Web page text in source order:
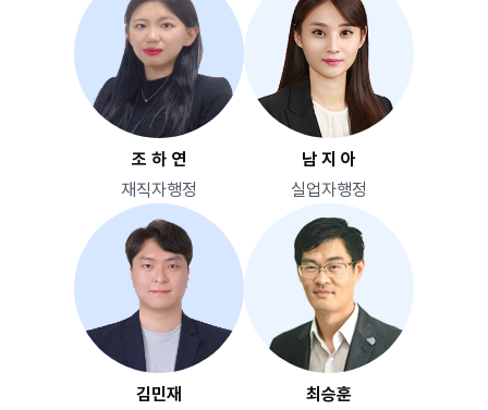
조 하 연
재직자행정
남 지 아
실업자행정
김민재
최승훈